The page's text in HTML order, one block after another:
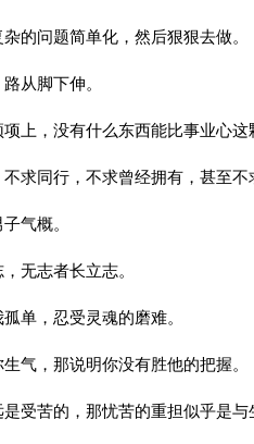
问题简单化，然后狠狠去做。
从脚下伸。
，没有什么东西能比事业心这
同行，不求曾经拥有，甚至不
气概。
无志者长立志。
，忍受灵魂的磨难。
，那说明你没有胜他的把握。
苦的，那忧苦的重担似乎是与